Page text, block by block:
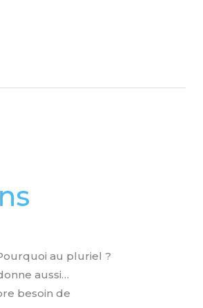
au pluriel ?
aussi…
besoin de